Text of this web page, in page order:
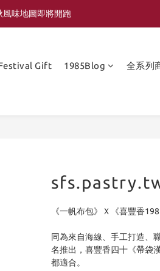
登記日系列 手捧花｜5月–7月限定
登記日系列 手捧花｜5月–7月限定
風味地圖即將開跑
Gift 1985Blog 全系列
《一帆布包》Ｘ《喜豐香
同為來自海線、手工打造、
名推出，喜豐香四十《帶袋
都適合。